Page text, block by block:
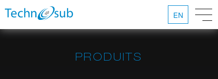
EN
PRODUITS